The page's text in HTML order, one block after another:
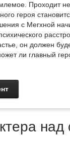
Проходит
героя
с Мегхной
он должен
ли главный
над